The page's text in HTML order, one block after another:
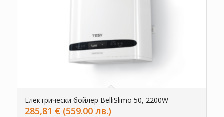
Електрически бойлер BelliSlimo 50, 2200W
285,81 € (559.00 лв.)